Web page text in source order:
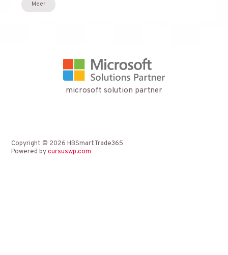
Meer
microsoft solution partner
Copyright © 2026 HBSmartTrade365
Powered bycursuswp.com